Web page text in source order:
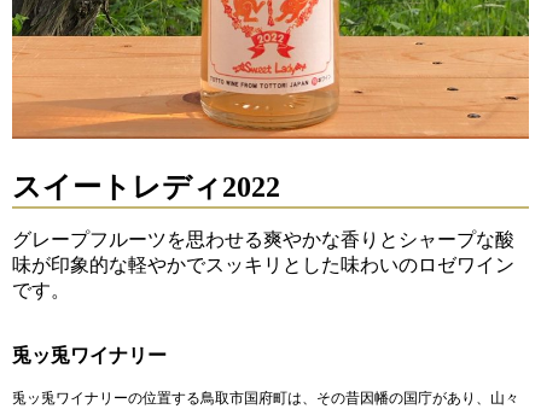
スイートレディ2022
グレープフルーツを思わせる爽やかな香りとシャープな酸
味が印象的な軽やかでスッキリとした味わいのロゼワイン
です。
兎ッ兎ワイナリー
兎ッ兎ワイナリーの位置する鳥取市国府町は、その昔因幡の国庁があり、山々